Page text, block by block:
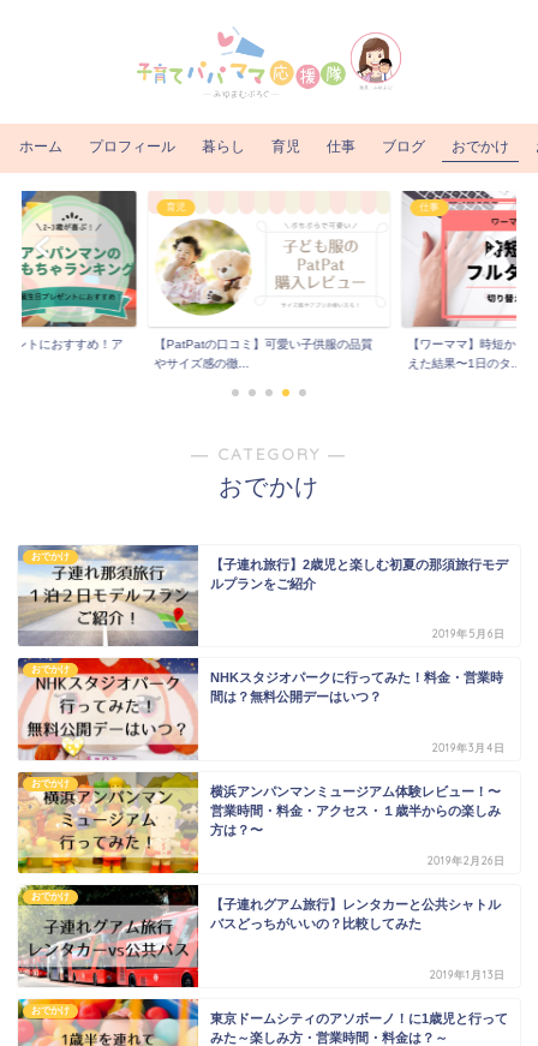
ホーム プロフィール 暮らし 育児 仕事 ブログ おでかけ
ントにおすすめ！ア
育児
【PatPatの口コミ】可愛い子供服の品質
やサイズ感の徹...
仕事
【ワーママ】時短から
えた結果〜1日のタ...
― CATEGORY ―
おでかけ
おでかけ
【子連れ旅行】2歳児と楽しむ初夏の那須旅行モデ
ルプランをご紹介
2019年5月6日
おでかけ
NHKスタジオパークに行ってみた！料金・営業時
間は？無料公開デーはいつ？
2019年3月4日
おでかけ
横浜アンパンマンミュージアム体験レビュー！〜
営業時間・料金・アクセス・１歳半からの楽しみ
方は？〜
2019年2月26日
おでかけ
【子連れグアム旅行】レンタカーと公共シャトル
バスどっちがいいの？比較してみた
2019年1月13日
おでかけ
東京ドームシティのアソボーノ！に1歳児と行って
みた～楽しみ方・営業時間・料金は？～